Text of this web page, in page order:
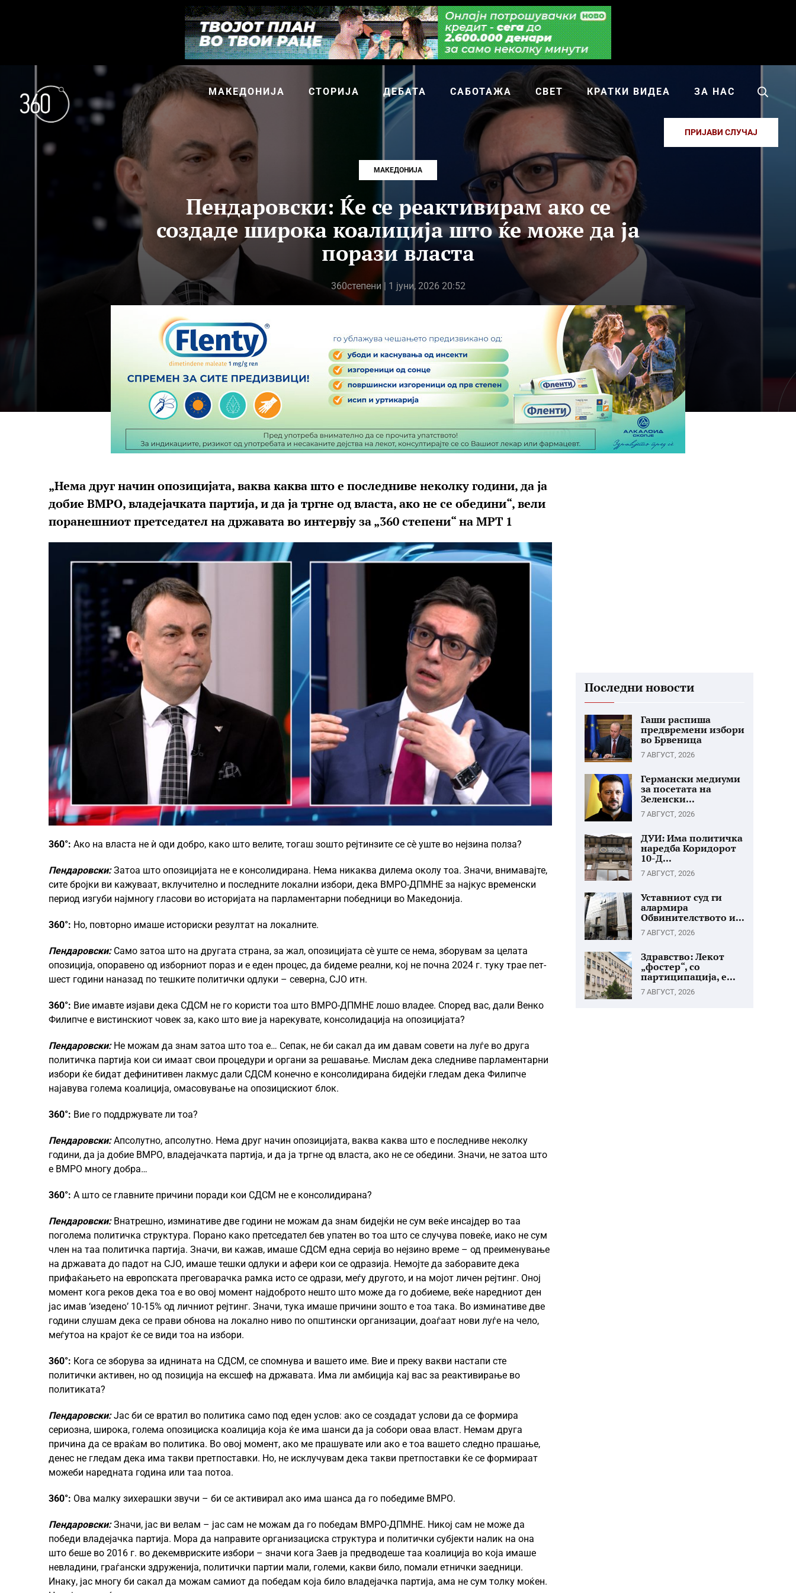
МАКЕДОНИЈА СТОРИЈА ДЕБАТА САБОТАЖА СВЕТ КРАТКИ ВИДЕА ЗА НАС
ПРИЈАВИ СЛУЧАЈ
МАКЕДОНИЈА
Пендаровски: Ќе се реактивирам ако се
создаде широка коалиција што ќе може да ја
порази власта
360степени | 1 јуни, 2026 20:52
„Нема друг начин опозицијата, ваква каква што е последниве неколку години, да ја
добие ВМРО, владејачката партија, и да ја тргне од власта, ако не се обедини“, вели
поранешниот претседател на државата во интервју за „360 степени“ на МРТ 1
360°: Ако на власта не ѝ оди добро, како што велите, тогаш зошто рејтинзите се сè уште во нејзина полза?
Пендаровски:Затоа што опозицијата не е консолидирана. Нема никаква дилема околу тоа. Значи, внимавајте,
сите бројки ви кажуваат, вклучително и последните локални избори, дека ВМРО-ДПМНЕ за најкус временски
период изгуби најмногу гласови во историјата на парламентарни победници во Македонија.
360°: Но, повторно имаше историски резултат на локалните.
Пендаровски: Само затоа што на другата страна, за жал, опозицијата сè уште се нема, зборувам за целата
опозиција, опоравено од изборниот пораз и е еден процес, да бидеме реални, кој не почна 2024 г. туку трае пет-
шест години наназад по тешките политички одлуки – северна, СЈО итн.
360°: Вие имавте изјави дека СДСМ не го користи тоа што ВМРО-ДПМНЕ лошо владее. Според вас, дали Венко
Филипче е вистинскиот човек за, како што вие ја нарекувате, консолидација на опозицијата?
Пендаровски: Не можам да знам затоа што тоа е… Сепак, не би сакал да им давам совети на луѓе во друга
политичка партија кои си имаат свои процедури и органи за решавање. Мислам дека следниве парламентарни
избори ќе бидат дефинитивен лакмус дали СДСМ конечно е консолидирана бидејќи гледам дека Филипче
најавува голема коалиција, омасовување на опозицискиот блок.
360°: Вие го поддржувате ли тоа?
Пендаровски:Апсолутно, апсолутно. Нема друг начин опозицијата, ваква каква што е последниве неколку
години, да ја добие ВМРО, владејачката партија, и да ја тргне од власта, ако не се обедини. Значи, не затоа што
е ВМРО многу добра…
360°: А што се главните причини поради кои СДСМ не е консолидирана?
Пендаровски: Внатрешно, изминативе две години не можам да знам бидејќи не сум веќе инсајдер во таа
поголема политичка структура. Порано како претседател бев упатен во тоа што се случува повеќе, иако не сум
член на таа политичка партија. Значи, ви кажав, имаше СДСМ една серија во нејзино време – од преименување
на државата до падот на СЈО, имаше тешки одлуки и афери кои се одразија. Немојте да заборавите дека
прифаќањето на европската преговарачка рамка исто се одрази, меѓу другото, и на мојот личен рејтинг. Оној
момент кога реков дека тоа е во овој момент најдоброто нешто што може да го добиеме, веќе наредниот ден
јас имав ‘изедено’ 10-15% од личниот рејтинг. Значи, тука имаше причини зошто е тоа така. Во изминативе две
години слушам дека се прави обнова на локално ниво по општински организации, доаѓаат нови луѓе на чело,
меѓутоа на крајот ќе се види тоа на избори.
360°: Кога се зборува за иднината на СДСМ, се спомнува и вашето име. Вие и преку вакви настапи сте
политички активен, но од позиција на ексшеф на државата. Има ли амбиција кај вас за реактивирање во
политиката?
Пендаровски:Јас би се вратил во политика само под еден услов: ако се создадат услови да се формира
сериозна, широка, голема опозициска коалиција која ќе има шанси да ја собори оваа власт. Немам друга
причина да се враќам во политика. Во овој момент, ако ме прашувате или ако е тоа вашето следно прашање,
денес не гледам дека има такви претпоставки. Но, не исклучувам дека такви претпоставки ќе се формираат
можеби наредната година или таа потоа.
360°: Ова малку зихерашки звучи – би се активирал ако има шанса да го победиме ВМРО.
Пендаровски:Значи, јас ви велам – јас сам не можам да го победам ВМРО-ДПМНЕ. Никој сам не може да
победи владејачка партија. Мора да направите организациска структура и политички субјекти налик на она
што беше во 2016 г. во декемвриските избори – значи кога Заев ја предводеше таа коалиција во која имаше
невладини, граѓански здруженија, политички партии мали, големи, какви било, помали етнички заедници.
Инаку, јас многу би сакал да можам самиот да победам која било владејачка партија, ама не сум толку моќен.
Последни новости
Гаши распиша
предвремени избори
во Брвеница
7 АВГУСТ, 2026
Германски медиуми
за посетата на
Зеленски...
7 АВГУСТ, 2026
ДУИ: Има политичка
наредба Коридорот
10-Д...
7 АВГУСТ, 2026
Уставниот суд ги
алармира
Обвинителството и...
7 АВГУСТ, 2026
Здравство: Лекот
„фостер“, со
партиципација, е...
7 АВГУСТ, 2026